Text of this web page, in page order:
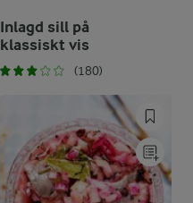
Inlagd sill på
klassiskt vis
(180)